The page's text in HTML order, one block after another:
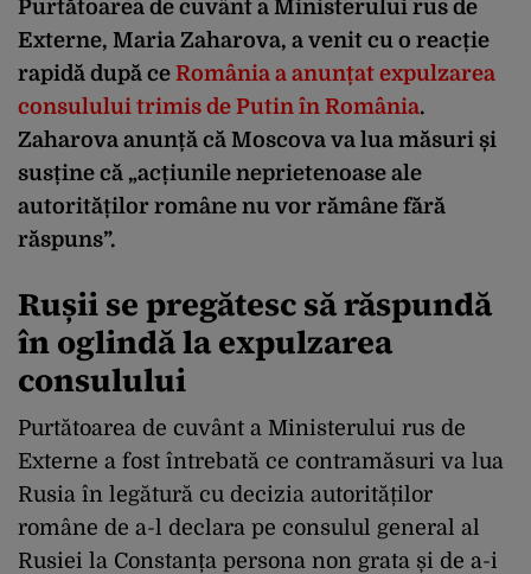
Purtătoarea de cuvânt a Ministerului rus de
Externe, Maria Zaharova, a venit cu o reacție
rapidă după ce România a anunțat expulzarea
consulului trimis de Putin în România.
Zaharova anunță că Moscova va lua măsuri și
susține că „acțiunile neprietenoase ale
autorităților române nu vor rămâne fără
răspuns”.
Rușii se pregătesc să răspundă
în oglindă la expulzarea
consulului
Purtătoarea de cuvânt a Ministerului rus de
Externe a fost întrebată ce contramăsuri va lua
Rusia în legătură cu decizia autorităților
române de a-l declara pe consulul general al
Rusiei la Constanța persona non grata și de a-i